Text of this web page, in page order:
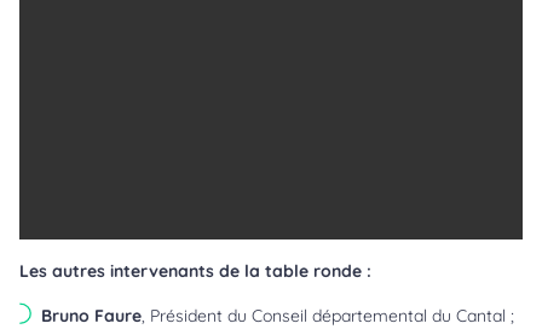
Les autres intervenants de la table ronde :
Bruno Faure, Président du Conseil départemental du Cantal ;